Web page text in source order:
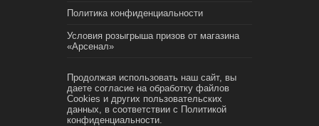
Политика конфиденциальности
Условия розыгрыша призов от магазина
«Арсенал»
Продолжая использовать наш сайт, вы
даете согласие на обработку файлов
Cookies и других пользовательских
данных, в соответствии с Политикой
конфиденциальности.